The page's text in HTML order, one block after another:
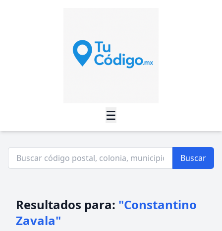
☰
Buscar
Resultados para: "Constantino
Zavala"